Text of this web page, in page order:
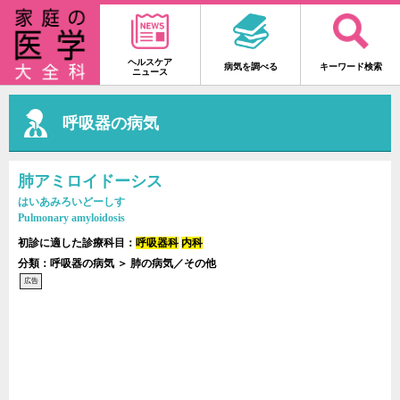
ヘルスケア
ニュース
病気を調べる キーワード検索
呼吸器の病気
肺アミロイドーシス
はいあみろいどーしす
Pulmonary amyloidosis
初診に適した診療科目： 呼吸器科 内科
分類：呼吸器の病気 ＞ 肺の病気／その他
広告